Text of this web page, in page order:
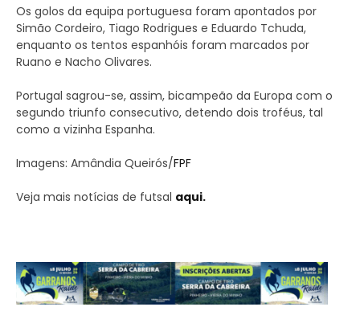
Os golos da equipa portuguesa foram apontados por
Simão Cordeiro, Tiago Rodrigues e Eduardo Tchuda,
enquanto os tentos espanhóis foram marcados por
Ruano e Nacho Olivares.
Portugal sagrou-se, assim, bicampeão da Europa com o
segundo triunfo consecutivo, detendo dois troféus, tal
como a vizinha Espanha.
Imagens: Amândia Queirós/FPF
Veja mais notícias de futsal aqui.